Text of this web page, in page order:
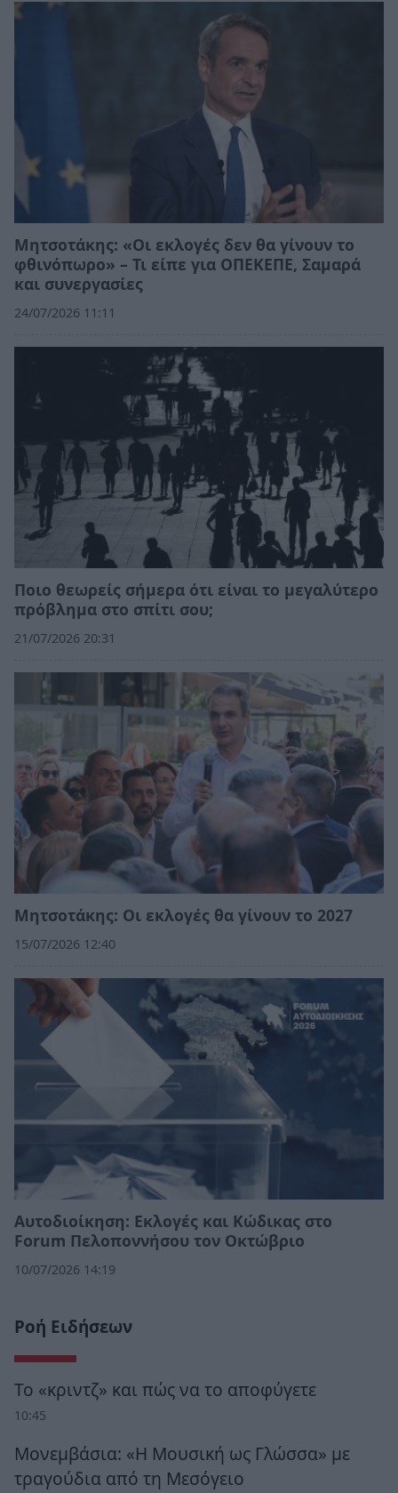
Μητσοτάκης: «Οι εκλογές δεν θα γίνουν το
φθινόπωρο» – Τι είπε για ΟΠΕΚΕΠΕ, Σαμαρά
και συνεργασίες
24/07/2026 11:11
Ποιo θεωρείς σήμερα ότι είναι το μεγαλύτερο
πρόβλημα στο σπίτι σου;
21/07/2026 20:31
Μητσοτάκης: Οι εκλογές θα γίνουν το 2027
15/07/2026 12:40
Αυτοδιοίκηση: Εκλογές και Κώδικας στο
Forum Πελοποννήσου τον Οκτώβριο
10/07/2026 14:19
Ροή Ειδήσεων
Το «κριντζ» και πώς να το αποφύγετε
10:45
Μονεμβάσια: «Η Μουσική ως Γλώσσα» με
τραγούδια από τη Μεσόγειο